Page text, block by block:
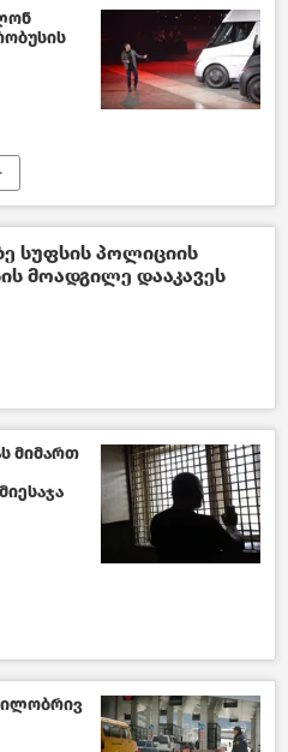
სუფსის პოლიციის
მოადგილე დააკავეს
მიმართ